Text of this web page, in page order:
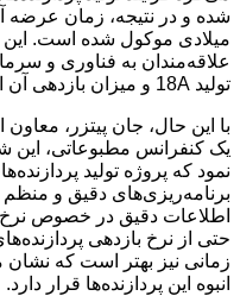
شده و در نتیجه، زمان عرضه
میلادی موکول شده است. این
علاقه‌مندان به فناوری و
تولید 18A و میزان بازدهی آن ایجاد کرد.
با این حال، جان پیتزر، معاون
یک کنفرانس مطبوعاتی، این
برنامه‌ریزی‌های دقیق و منظم
اطلاعات دقیق در خصوص نرخ
زمانی نیز بهتر است که نشان
انبوه این پردازنده‌ها قرار دارد.